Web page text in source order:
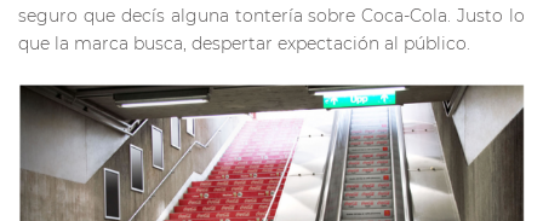
seguro que decís alguna tontería sobre Coca-Cola. Justo lo
que la marca busca, despertar expectación al público.